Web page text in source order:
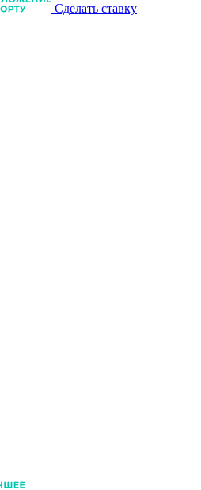
Сделать ставку